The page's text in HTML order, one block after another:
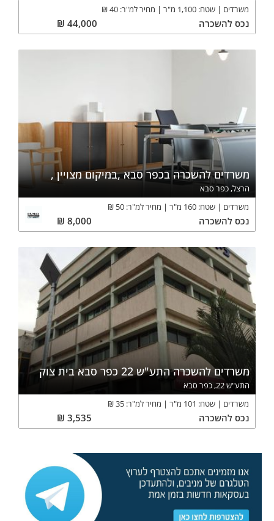
משרדים
שטח: 1,100 מ"ר מחיר למ"ר: 40
₪
נכס להשכרה 44,000
₪
משרדים להשכרה בכפר סבא ,במיקום מצויין ,
הרצל, כפר סבא
משרדים
שטח: 160 מ"ר מחיר למ"ר: 50
₪
נכס להשכרה 8,000
₪
משרדים להשכרה התע"ש 22 כפר סבא בית צוק
התע"ש 22, כפר סבא
משרדים
שטח: 101 מ"ר מחיר למ"ר: 35
₪
נכס להשכרה 3,535
₪